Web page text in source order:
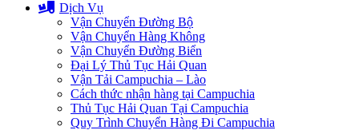
Dịch Vụ
Vận Chuyển Đường Bộ
Vận Chuyển Hàng Không
Vận Chuyển Đường Biển
Đại Lý Thủ Tục Hải Quan
Vận Tải Campuchia – Lào
Cách thức nhận hàng tại Campuchia
Thủ Tục Hải Quan Tại Campuchia
Quy Trình Chuyển Hàng Đi Campuchia